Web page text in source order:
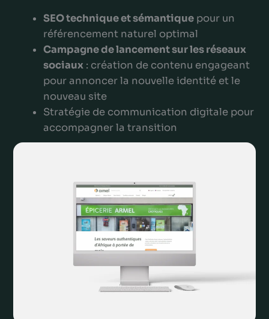
SEO technique et sémantiquepour un
référencement naturel optimal
Campagne de lancement sur les réseaux
sociaux: création de contenu engageant
pour annoncer la nouvelle identité et le
nouveau site
Stratégie de communication digitale pour
accompagner la transition